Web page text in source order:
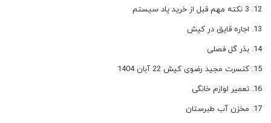
3 نکته مهم قبل از خرید پاد سیستم
اجاره قایق در کیش
بذر گل فصلی
کنسرت مجید رضوی کیش 22 آبان 1404
تعمیر لوازم خانگی
مخزن آب طبرستان